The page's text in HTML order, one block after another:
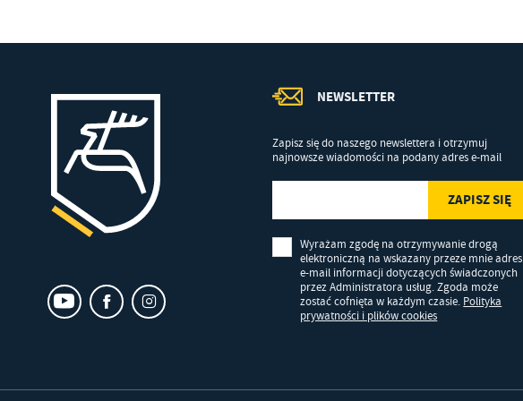
NEWSLETTER
Zapisz się do naszego newslettera i otrzymuj
najnowsze wiadomości na podany adres e-mail
Wyrażam zgodę na otrzymywanie drogą
elektroniczną na wskazany przeze mnie adres
e-mail informacji dotyczących świadczonych
przez Administratora usług. Zgoda może
zostać cofnięta w każdym czasie. Polityka
prywatności i plików cookies